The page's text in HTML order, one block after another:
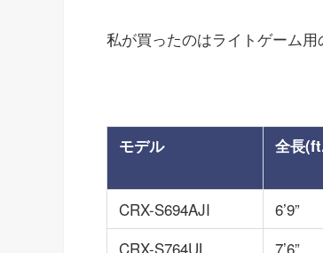
私が買ったのはライトゲーム用
モデル 全長
CRX-S694AJI 6’9”
CRX-S764UL
7’6”